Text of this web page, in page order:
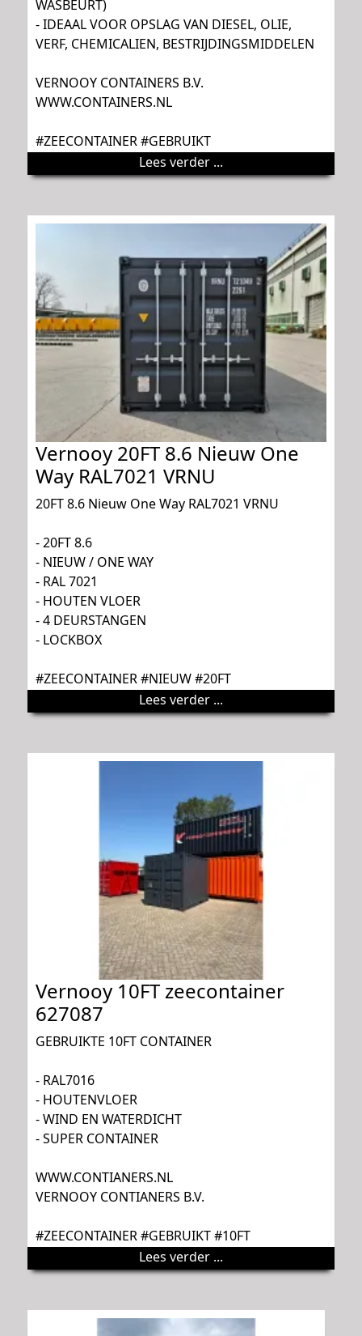
WASBEURT)
- IDEAAL VOOR OPSLAG VAN DIESEL, OLIE,
VERF, CHEMICALIEN, BESTRIJDINGSMIDDELEN
VERNOOY CONTAINERS B.V.
WWW.CONTAINERS.NL
#ZEECONTAINER #GEBRUIKT
Lees verder ...
Vernooy 20FT 8.6 Nieuw One
Way RAL7021 VRNU
20FT 8.6 Nieuw One Way RAL7021 VRNU
- 20FT 8.6
- NIEUW / ONE WAY
- RAL 7021
- HOUTEN VLOER
- 4 DEURSTANGEN
- LOCKBOX
#ZEECONTAINER #NIEUW #20FT
Lees verder ...
Vernooy 10FT zeecontainer
627087
GEBRUIKTE 10FT CONTAINER
- RAL7016
- HOUTENVLOER
- WIND EN WATERDICHT
- SUPER CONTAINER
WWW.CONTIANERS.NL
VERNOOY CONTIANERS B.V.
#ZEECONTAINER #GEBRUIKT #10FT
Lees verder ...